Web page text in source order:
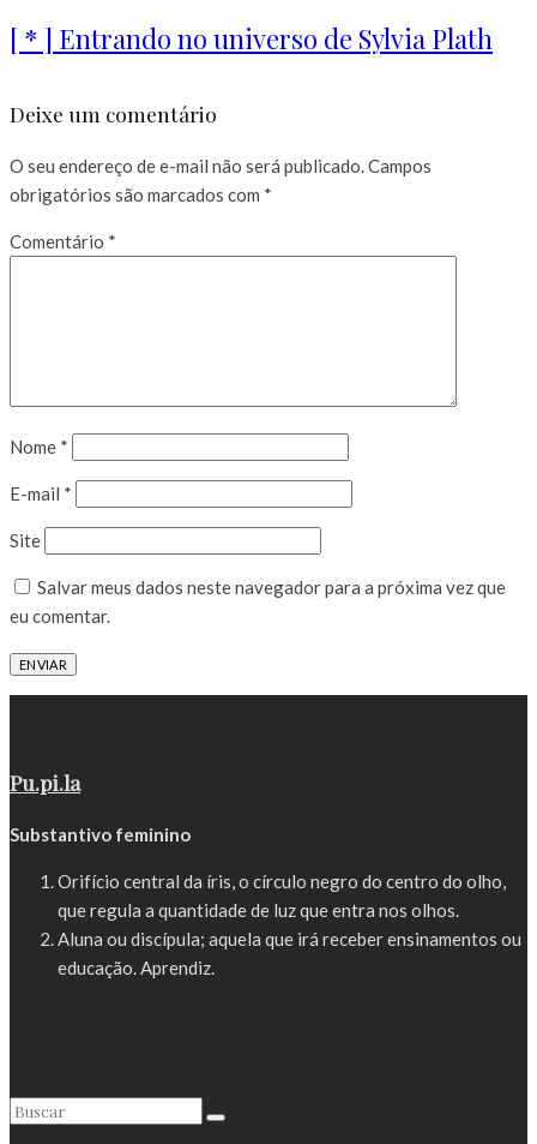
[ * ] Entrando no universo de Sylvia Plath
Deixe um comentário
O seu endereço de e-mail não será publicado.Campos
obrigatórios são marcados com *
Comentário *
Nome *
E-mail *
Site
Salvar meus dados neste navegador para a próxima vez que
eu comentar.
Pu.pi.la
Substantivo feminino
Orifício central da íris, o círculo negro do centro do olho,
que regula a quantidade de luz que entra nos olhos.
Aluna ou discípula; aquela que irá receber ensinamentos ou
educação. Aprendiz.